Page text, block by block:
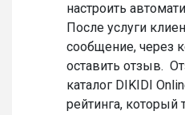
настроить
После услуги
сообщение, через
оставить отзыв.
каталог DIKIDI
рейтинга, который